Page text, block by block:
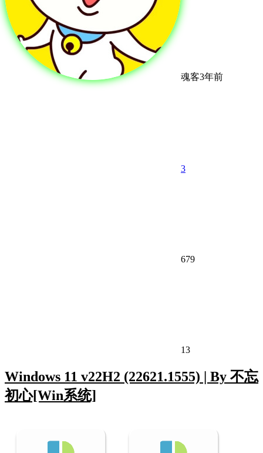
魂客3年前
3
679
13
Windows 11 v22H2 (22621.1555) | By 不忘
初心[Win系统]